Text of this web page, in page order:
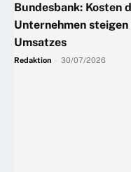
Bundesbank: Kosten
Unternehmen
Umsatzes
Redaktion 30/07/2026